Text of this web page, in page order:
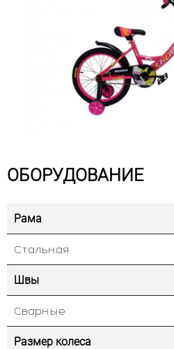
ОБОРУДОВАНИЕ
Рама
Стальная
Швы
Сварные
Размер колеса